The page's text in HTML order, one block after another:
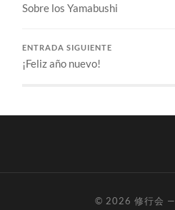
Sobre los Yamabushi
ENTRADA SIGUIENTE
¡Feliz año nuevo!
© 2026修行会